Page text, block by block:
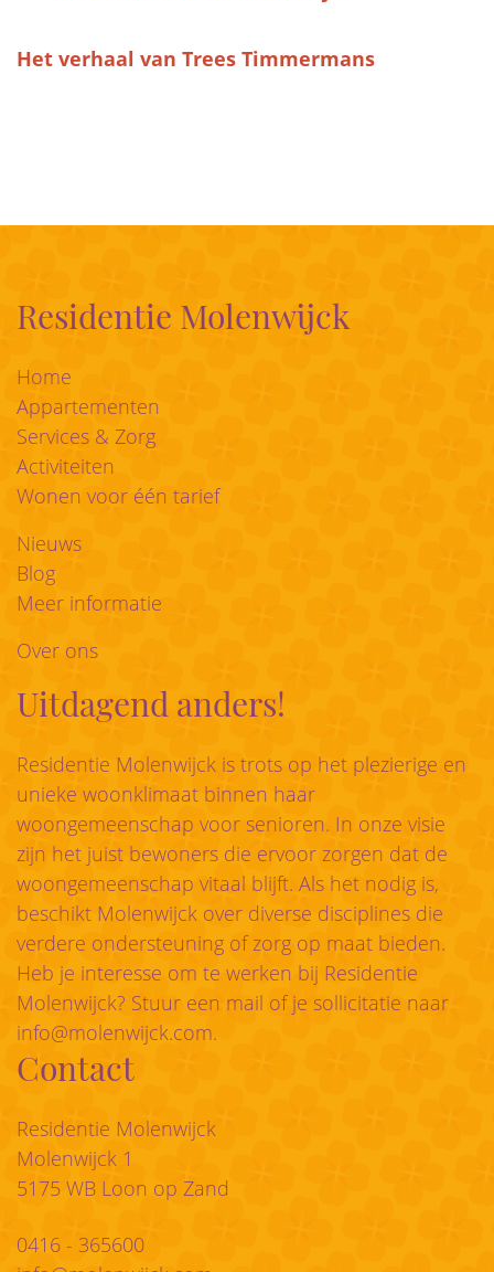
Het verhaal van Trees Timmermans
Residentie Molenwijck
Home
Appartementen
Services & Zorg
Activiteiten
Wonen voor één tarief
Nieuws
Blog
Meer informatie
Over ons
Uitdagend anders!
Residentie Molenwijck is trots op het plezierige en
unieke woonklimaat binnen haar
woongemeenschap voor senioren. In onze visie
zijn het juist bewoners die ervoor zorgen dat de
woongemeenschap vitaal blijft. Als het nodig is,
beschikt Molenwijck over diverse disciplines die
verdere ondersteuning of zorg op maat bieden.
Heb je interesse om te werken bij Residentie
Molenwijck? Stuur een mail of je sollicitatie naar
info@molenwijck.com.
Contact
Residentie Molenwijck
Molenwijck 1
5175 WB Loon op Zand
0416 - 365600